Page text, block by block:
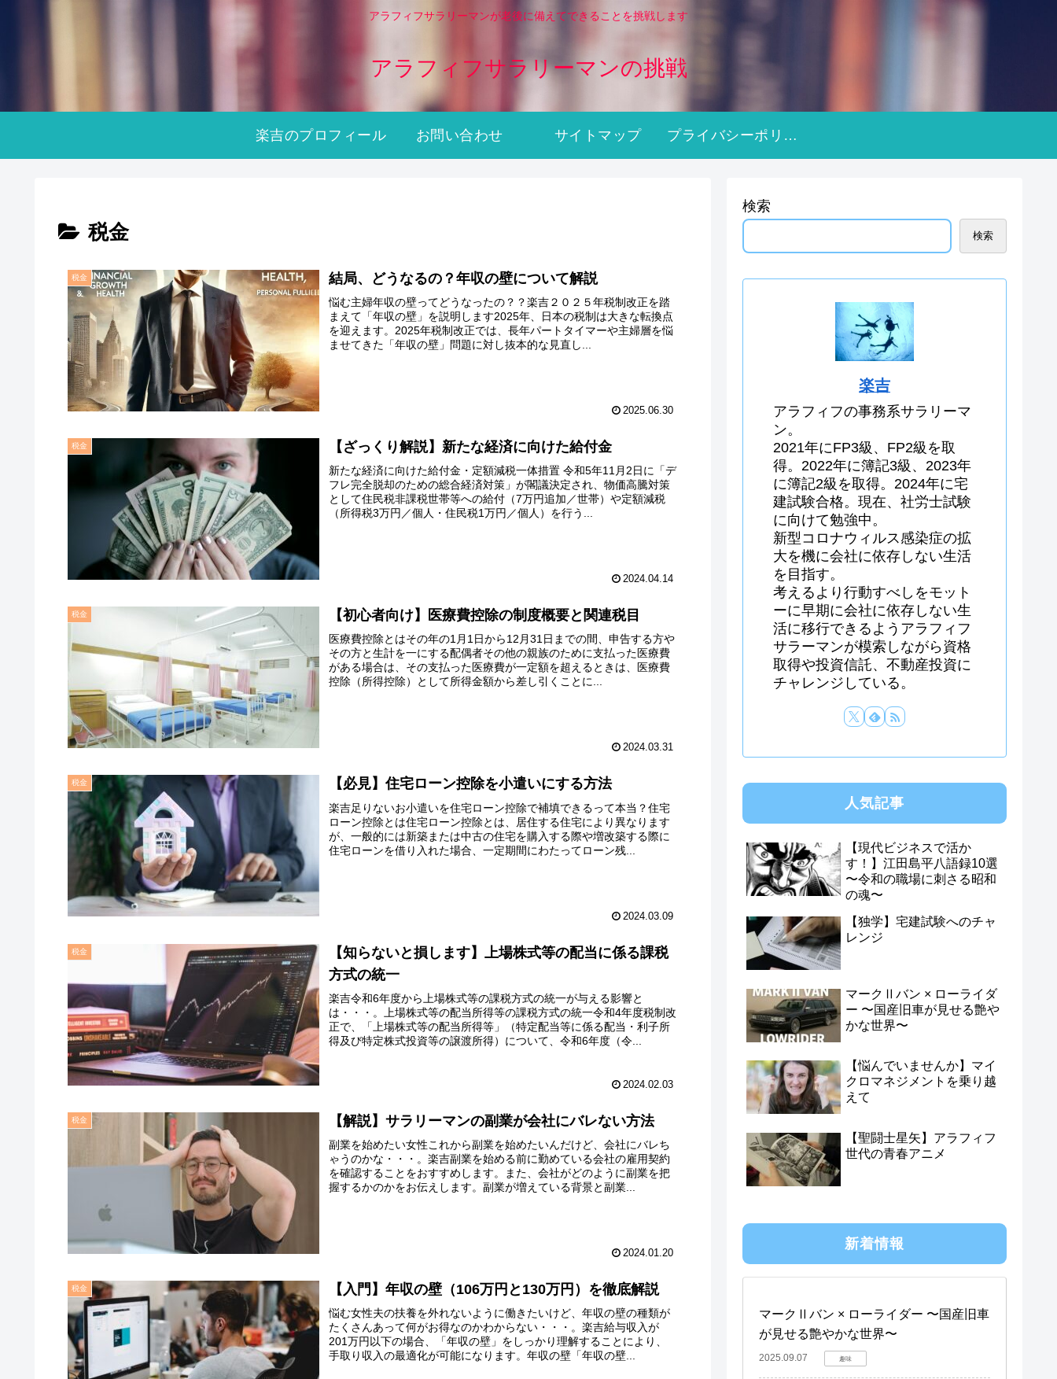
アラフィフサラリーマンが老後に備えてできることを挑戦します
アラフィフサラリーマンの挑戦
楽吉のプロフィール お問い合わせ サイトマップ プライバシーポリシー
税金
税金 結局、どうなるの？年収の壁について解説
悩む主婦年収の壁ってどうなったの？？楽吉２０２５年税制改正を踏
まえて「年収の壁」を説明します2025年、日本の税制は大きな転換点
を迎えます。2025年税制改正では、長年パートタイマーや主婦層を悩
ませてきた「年収の壁」問題に対し抜本的な見直し...
2025.06.30
税金 【ざっくり解説】新たな経済に向けた給付金
新たな経済に向けた給付金・定額減税一体措置 令和5年11月2日に「デ
フレ完全脱却のための総合経済対策」が閣議決定され、物価高騰対策
として住民税非課税世帯等への給付（7万円追加／世帯）や定額減税
（所得税3万円／個人・住民税1万円／個人）を行う...
2024.04.14
税金 【初心者向け】医療費控除の制度概要と関連税目
医療費控除とはその年の1月1日から12月31日までの間、申告する方や
その方と生計を一にする配偶者その他の親族のために支払った医療費
がある場合は、その支払った医療費が一定額を超えるときは、医療費
控除（所得控除）として所得金額から差し引くことに...
2024.03.31
税金 【必見】住宅ローン控除を小遣いにする方法
楽吉足りないお小遣いを住宅ローン控除で補填できるって本当？住宅
ローン控除とは住宅ローン控除とは、居住する住宅により異なります
が、一般的には新築または中古の住宅を購入する際や増改築する際に
住宅ローンを借り入れた場合、一定期間にわたってローン残...
2024.03.09
税金
【知らないと損します】上場株式等の配当に係る課税
方式の統一
楽吉令和6年度から上場株式等の課税方式の統一が与える影響と
は・・・。上場株式等の配当所得等の課税方式の統一令和4年度税制改
正で、「上場株式等の配当所得等」（特定配当等に係る配当・利子所
得及び特定株式投資等の譲渡所得）について、令和6年度（令...
2024.02.03
税金 【解説】サラリーマンの副業が会社にバレない方法
副業を始めたい女性これから副業を始めたいんだけど、会社にバレち
ゃうのかな・・・。楽吉副業を始める前に勤めている会社の雇用契約
を確認することをおすすめします。また、会社がどのように副業を把
握するかのかをお伝えします。副業が増えている背景と副業...
2024.01.20
税金 【入門】年収の壁（106万円と130万円）を徹底解説
悩む女性夫の扶養を外れないように働きたいけど、年収の壁の種類が
たくさんあって何がお得なのかわからない・・・。楽吉給与収入が
201万円以下の場合、「年収の壁」をしっかり理解することにより、
手取り収入の最適化が可能になります。年収の壁「年収の壁...
検索
検索
楽吉
アラフィフの事務系サラリーマ
ン。
2021年にFP3級、FP2級を取
得。2022年に簿記3級、2023年
に簿記2級を取得。2024年に宅
建試験合格。現在、社労士試験
に向けて勉強中。
新型コロナウィルス感染症の拡
大を機に会社に依存しない生活
を目指す。
考えるより行動すべしをモット
ーに早期に会社に依存しない生
活に移行できるようアラフィフ
サラーマンが模索しながら資格
取得や投資信託、不動産投資に
チャレンジしている。
人気記事
【現代ビジネスで活か
す！】江田島平八語録10選
〜令和の職場に刺さる昭和
の魂〜
【独学】宅建試験へのチャ
レンジ
マークⅡバン × ローライダ
ー 〜国産旧車が見せる艶や
かな世界〜
【悩んでいませんか】マイ
クロマネジメントを乗り越
えて
【聖闘士星矢】アラフィフ
世代の青春アニメ
新着情報
マークⅡバン × ローライダー 〜国産旧車
が見せる艶やかな世界〜
2025.09.07 趣味